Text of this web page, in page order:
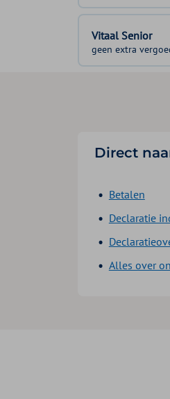
Vitaal Senior
geen extra
Direct
Betalen
Declaratie
Alles over